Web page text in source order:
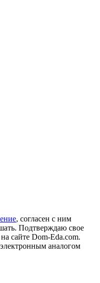
, согласен с ним
Подтверждаю свое
сайте Dom-Eda.com.
аналогом